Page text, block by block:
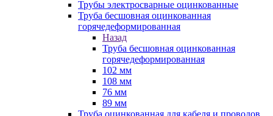
Трубы электросварные оцинкованные
Труба бесшовная оцинкованная
горячедеформированная
Назад
Труба бесшовная оцинкованная
горячедеформированная
102 мм
108 мм
76 мм
89 мм
Труба оцинкованная для кабеля и проводов